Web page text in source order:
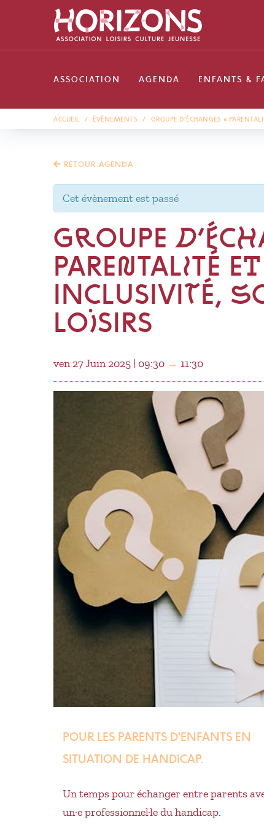
ASSOCIATION AGENDA ENFANTS &
ACCUEIL / ÉVÈNEMENTS / GROUPE D’ÉCHANGES «
RETOUR AGENDA
Cet évènement est passé
GROUPE
PARENTALITÉ
INCLUSIVITÉ,
LOISIRS
ven 27 Juin 2025 | 09:30 → 11:30
POUR LES PARENTS D'ENFANTS EN
SITUATION DE HANDICAP.
Un temps pour échanger entre parents
un·e professionnel·le du handicap.